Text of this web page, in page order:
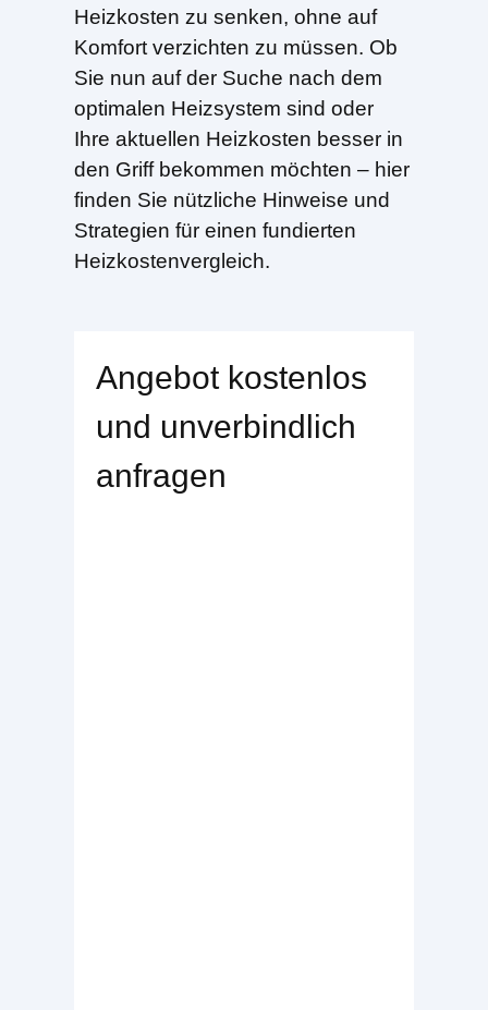
Heizkosten zu senken, ohne auf
Komfort verzichten zu müssen. Ob
Sie nun auf der Suche nach dem
optimalen Heizsystem sind oder
Ihre aktuellen Heizkosten besser in
den Griff bekommen möchten – hier
finden Sie nützliche Hinweise und
Strategien für einen fundierten
Heizkostenvergleich.
Angebot kostenlos
und unverbindlich
anfragen